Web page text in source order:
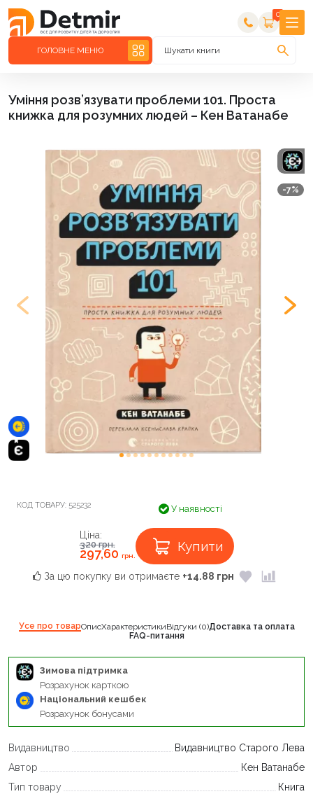
0
ГОЛОВНЕ МЕНЮ Шукати книги
Уміння розв’язувати проблеми 101. Проста
книжка для розумних людей – Кен Ватанабе
-7%
КОД ТОВАРУ: 525232 У наявності
Ціна:
320грн.
297,60 грн.
Купити
За цю покупку ви отримаєте +14.88 грн
Усе про товарОписХарактеристикиВідгуки (0)Доставка та оплата
FAQ-питання
Зимова підтримка
Розрахунок карткою
Національний кешбек
Розрахунок бонусами
Видавництво
Видавництво Старого Лева
Автор
Кен Ватанабе
Тип товару
Книга